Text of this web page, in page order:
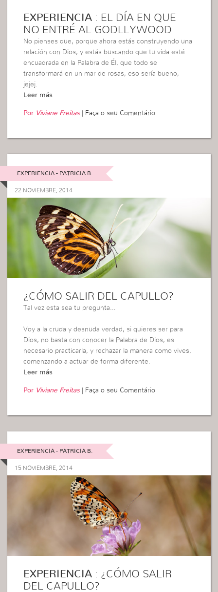
EXPERIENCIA : EL DÍA EN QUE
NO ENTRÉ AL GODLLYWOOD
No pienses que, porque ahora estás construyendo una
relación con Dios, y estás buscando que tu vida esté
encuadrada en la Palabra de Él, que todo se
transformará en un mar de rosas, eso sería bueno,
jejej.
Leer más
Por Viviane Freitas| Faça o seu Comentário
EXPERIENCIA - PATRICIA B.
22 NOVIEMBRE, 2014
¿CÓMO SALIR DEL CAPULLO?
Tal vez esta sea tu pregunta…
Voy a la cruda y desnuda verdad, si quieres ser para
Dios, no basta con conocer la Palabra de Dios, es
necesario practicarla, y rechazar la manera como vives,
comenzando a actuar de forma diferente.
Leer más
Por Viviane Freitas| Faça o seu Comentário
EXPERIENCIA - PATRICIA B.
15 NOVIEMBRE, 2014
EXPERIENCIA : ¿CÓMO SALIR
DEL CAPULLO?